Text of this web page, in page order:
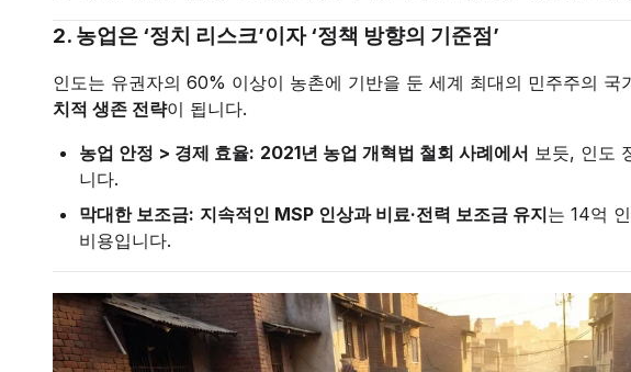
2. 농업은 ‘정치 리스크’이자 ‘정책 방향의 기준점’
인도는 유권자의 60% 이상이 농촌에 기반을 둔 세계 최대의 민주주의 국
치적 생존 전략이 됩니다.
농업 안정 > 경제 효율: 2021년 농업 개혁법 철회 사례에서 보듯, 인도
니다.
막대한 보조금: 지속적인 MSP 인상과 비료·전력 보조금 유지는 14억
비용입니다.